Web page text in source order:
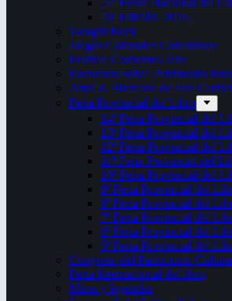
27ª Fiesta Nacional del
26ª Edición. 2016.
Taragüi Rock
Juegos Culturales Correntinos
Festival Corrientes Jazz
Encuentro sobre Patrimonio
ArteCo. Mercado de Arte
Feria Provincial del Libro
14ª Feria Provincial del
13ª Feria Provincial del
12ª Feria Provincial del
11ª Feria Provincial del
10ª Feria Provincial del
9ª Feria Provincial del
8ª Feria Provincial del
7ª Feria Provincial del
6ª Feria Provincial del
5ª Feria Provincial del
Congreso del Patrimonio
Feria Internacional del libro
Mitos y leyendas